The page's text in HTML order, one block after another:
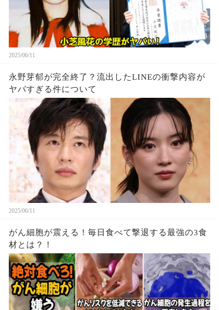
2025/06/11
永野芽郁が完全終了？流出したLINEの衝撃内容が
ヤバすぎる件について
2025/06/11
がん細胞が震える！毎日食べて撃退する最強の3食
材とは？！